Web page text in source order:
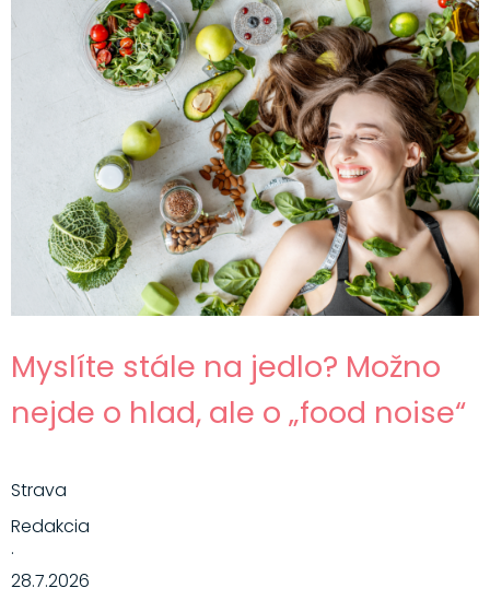
Myslíte stále na jedlo? Možno
nejde o hlad, ale o „food noise“
Strava
Redakcia
·
28.7.2026